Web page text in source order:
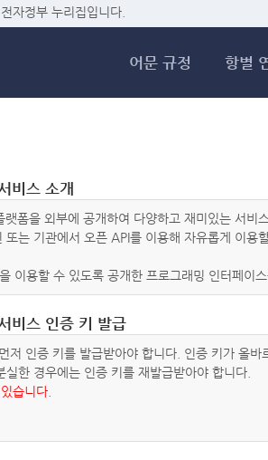
자정부 누리집입니다.
어문 규정 항별
비스 소개
폼을 외부에 공개하여 다양하고 재미있는 서
는 기관에서 오픈 API를 이용해 자유롭게 이용
이용할 수 있도록 공개한 프로그래밍 인터페이
비스 인증 키 발급
저 인증 키를 발급받아야 합니다. 인증 키가 올바
한 경우에는 인증 키를 재발급받아야 합니다.
습니다.